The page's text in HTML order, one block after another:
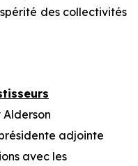
des collectivités
adjointe
avec les